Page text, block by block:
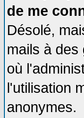
de me
Désolé,
mails à des
où
l'utilisation
anonymes.